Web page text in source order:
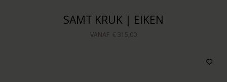
SAMT KRUK | EIKEN
VANAF € 315,00